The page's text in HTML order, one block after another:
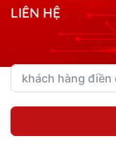
LIÊN HỆ